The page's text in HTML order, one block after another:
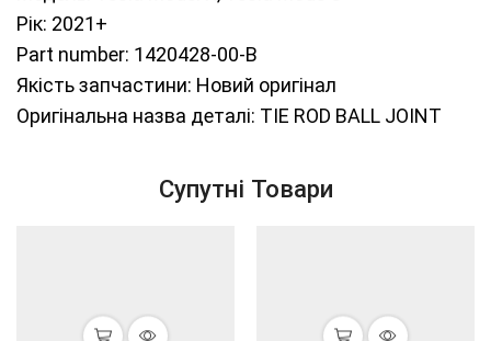
Рік: 2021+
Part number: 1420428-00-В
Якість запчастини: Новий оригінал
Оригінальна назва деталі: TIE ROD BALL JOINT
Супутні Товари